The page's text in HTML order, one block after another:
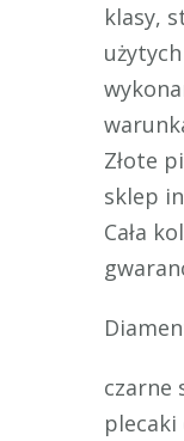
klasy,
Złote
sklep
Cała
czarne